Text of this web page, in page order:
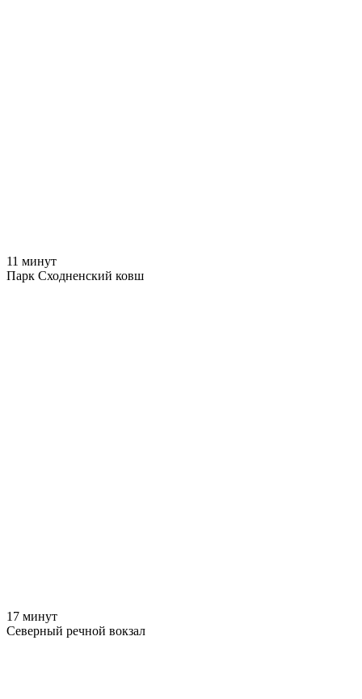
11 минут
Парк Сходненский ковш
17 минут
Северный речной вокзал